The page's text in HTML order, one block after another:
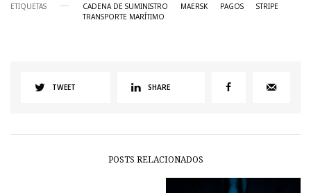
ETIQUETAS CADENA DE SUMINISTRO MAERSK PAGOS
STRIPE
TRANSPORTE MARÍTIMO
TWEET SHARE
POSTS RELACIONADOS